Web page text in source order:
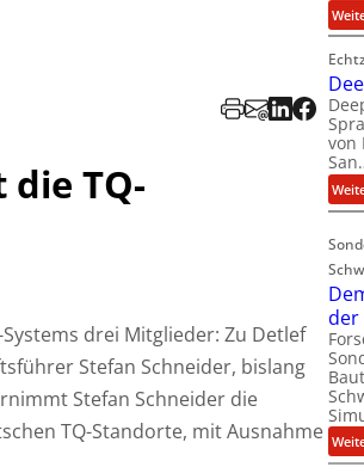
TQ-
drei Mitglieder: Zu Detlef
Stefan Schneider, bislang
Stefan Schneider die
TQ-Standorte, mit Ausnahme
von
der